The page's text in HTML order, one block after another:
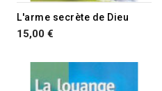
RUPTURE DE STOCK
L'arme secrète de Dieu
15,00 €